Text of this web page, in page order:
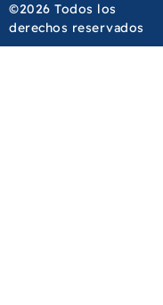
©2026 Todos los
derechos reservados